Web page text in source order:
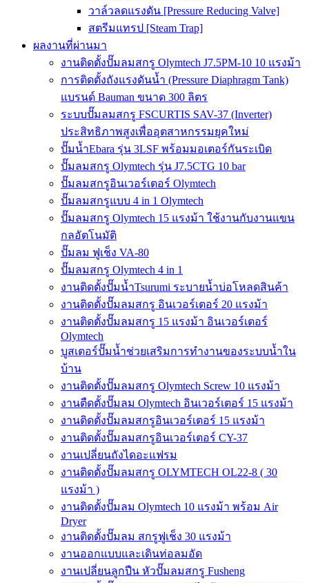
วาล์วลดแรงดัน [Pressure Reducing Valve]
สตรีมแทรป [Steam Trap]
ผลงานที่ผ่านมา
งานติดตั้งปั๊มลมสกรู Olymtech J7.5PM-10 10 แรงม้า
การติดตั้งถังแรงดันน้ำ (Pressure Diaphragm Tank)
แบรนด์ Bauman ขนาด 300 ลิตร
ระบบปั๊มลมสกรู FSCURTIS SAV-37 (Inverter)
ประสิทธิภาพสูงเพื่ออุตสาหกรรมยุคใหม่
ปั๊มน้ำEbara รุ่น 3LSF พร้อมมอเตอร์กันระเบิด
ปั๊มลมสกรู Olymtech รุ่น J7.5CTG 10 bar
ปั๊มลมสกรูอินเวอร์เตอร์ Olymtech
ปั๊มลมสกรูแบบ 4 in 1 Olymtech
ปั๊มลมสกรู Olymtech 15 แรงม้า ใช้งานกับงานแขน
กลอัตโนมัติ
ปั๊มลม ฟูเช็ง VA-80
ปั๊มลมสกรู Olymtech 4 in 1
งานติดตั้งปั๊มน้ำTsurumi ระบายน้ำบ่อโหลดสินค้า
งานติดตั้งปั๊มลมสกรู อินเวอร์เตอร์ 20 แรงม้า
งานติดตั้งปั๊มลมสกรู 15 แรงม้า อินเวอร์เตอร์
Olymtech
บูสเตอร์ปั๊มน้ำช่วยเสริมการทำงานของระบบน้ำใน
บ้าน
งานติดตั้งปั๊มลมสกรู Olymtech Screw 10 แรงม้า
งานตืดตั้งปั๊มลม Olymtech อินเวอร์เตอร์ 15 แรงม้า
งานติดตั้งปั๊มลมสกรูอินเวอร์เตอร์ 15 แรงม้า
งานติดตั้งปั๊มลมสกรูอินเวอร์เตอร์ CY-37
งานเปลี่ยนถังไดอะแฟรม
งานติดตั้งปั๊มลมสกรู OLYMTECH OL22-8 ( 30
แรงม้า )
งานติดตั้งปั๊มลม Olymtech 10 แรงม้า พร้อม Air
Dryer
งานติดตั้งปั๊มลม สกรูฟูเช็ง 30 แรงม้า
งานออกแบบและเดินท่อลมอัด
งานเปลี่ยนลูกปืน หัวปั๊มลมสกรู Fusheng